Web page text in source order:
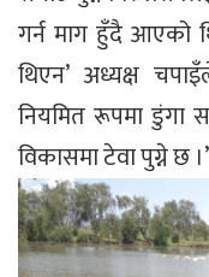
गर्न माग हुँदै आएको
थिएन’ अध्यक्ष
नियमित रूपमा डुंगा
विकासमा टेवा पुग्ने छ ।’